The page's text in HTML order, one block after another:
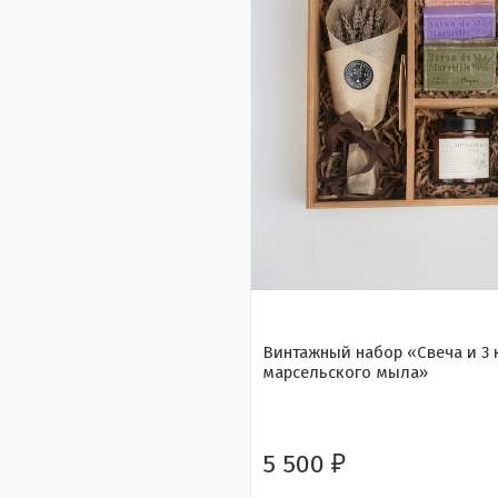
Винтажный набор «Свеча и 3
марсельского мыла»
5 500 ₽